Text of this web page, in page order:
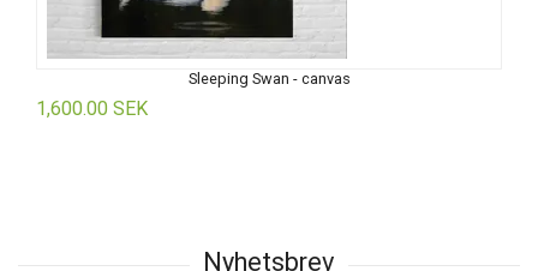
Sleeping Swan - canvas
1,600.00 SEK